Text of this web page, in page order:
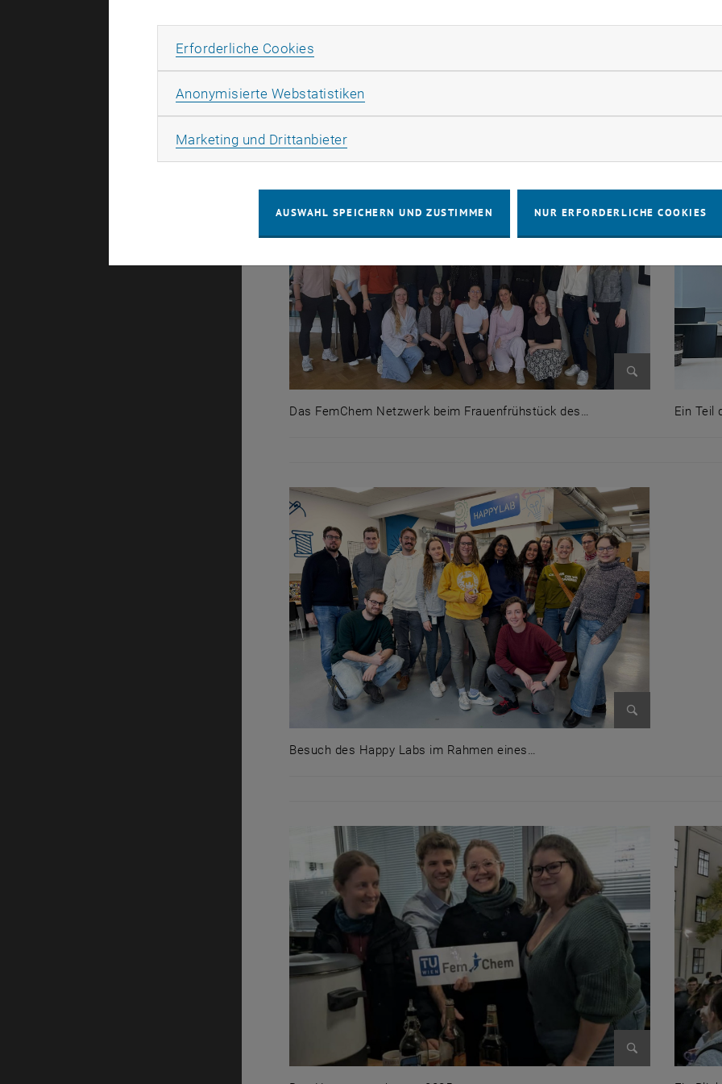
Das FemChem Netzwerk beim Frauenfrühstück des… Ein Teil
Besuch des Happy Labs im Rahmen eines…
Erforderliche Cookies
Anonymisierte Webstatistiken
Marketing und DrittanbieterMarketing Cookies zulassen
AUSWAHL SPEICHERN UND ZUSTIMMEN NUR ERFORDERLICHE COOKIES